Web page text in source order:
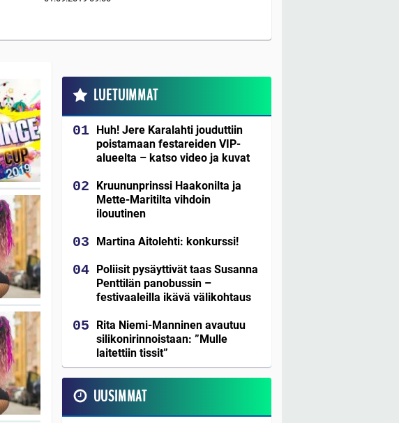
LUETUIMMAT
Huh! Jere Karalahti jouduttiin
poistamaan festareiden VIP-
alueelta – katso video ja kuvat
Kruununprinssi Haakonilta ja
Mette-Maritilta vihdoin
ilouutinen
Martina Aitolehti: konkurssi!
Poliisit pysäyttivät taas Susanna
Penttilän panobussin –
festivaaleilla ikävä välikohtaus
Rita Niemi-Manninen avautuu
silikonirinnoistaan: ”Mulle
laitettiin tissit”
UUSIMMAT